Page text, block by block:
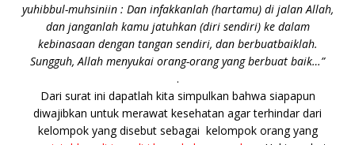
yuhibbul-muhsiniin : Dan infakkanlah (hartamu) di jalan Allah,
dan janganlah kamu jatuhkan (diri sendiri) ke dalam
kebinasaan dengan tangan sendiri, dan berbuatbaiklah.
Sungguh, Allah menyukai orang-orang yang berbuat baik…”
.
Dari surat ini dapatlah kita simpulkan bahwa siapapun
diwajibkan untuk merawat kesehatan agar terhindar dari
kelompok yang disebut sebagai kelompok orang yang